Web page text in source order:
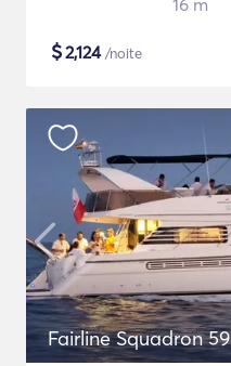
16 m
$2,124/noite
Fairline Squadron 59